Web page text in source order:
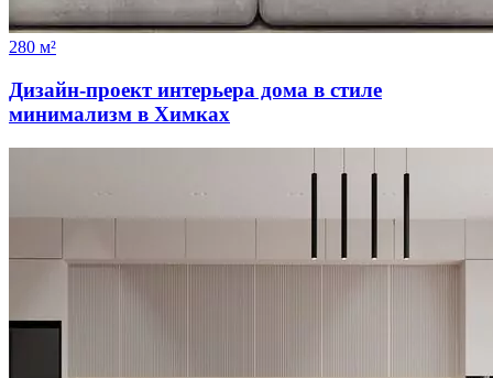
280 м²
Дизайн-проект интерьера дома в стиле
минимализм в Химках